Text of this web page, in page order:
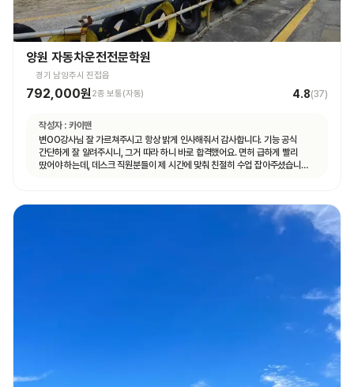
양원 자동차운전전문학원
경기 남양주시 진접읍
792,000원2종 보통(자동) 4.8(37)
작성자 : 카이맨
변OO강사님 잘 가르쳐주시고 항상 밝게 인사해줘서 감사합니다. 기능 공식
간단하게 잘 알려주시니, 그거 따라 하니 바로 합격했어요. 면허 급하게 빨리
땄어야 하는데, 데스크 직원분들이 제 시간에 맞춰 친절히 수업 잡아주셨습니다.